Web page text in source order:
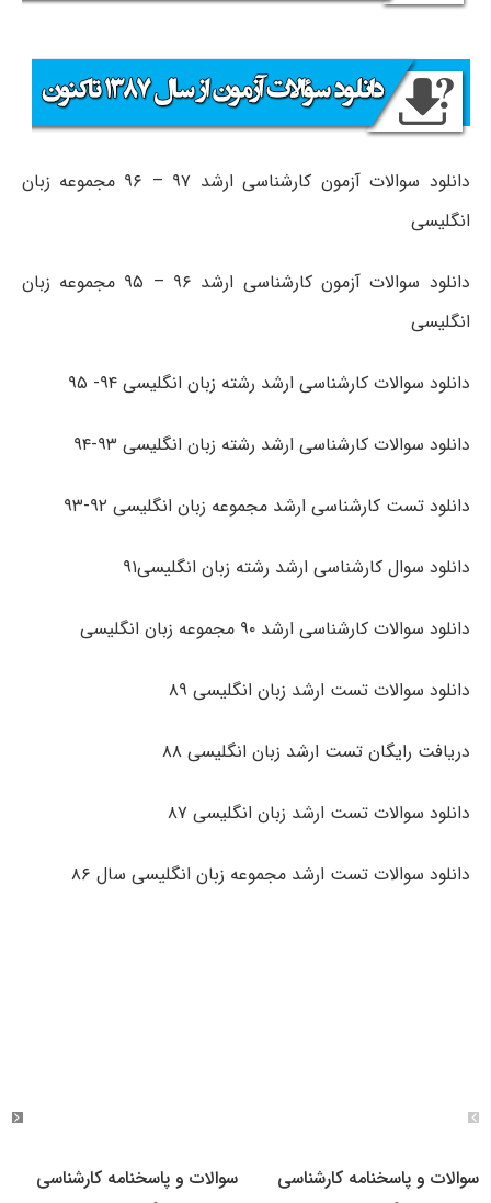
دانلود سوالات آزمون کارشناسی ارشد ۹۷ – ۹۶ مجموعه زبان
انگلیسی
دانلود سوالات آزمون کارشناسی ارشد ۹۶ – ۹۵ مجموعه زبان
انگلیسی
دانلود سوالات کارشناسی ارشد رشته زبان انگلیسی ۹۴- ۹۵
دانلود سوالات کارشناسی ارشد رشته زبان انگلیسی ۹۳-۹۴
دانلود تست کارشناسی ارشد مجموعه زبان انگلیسی ۹۲-۹۳
دانلود سوال کارشناسی ارشد رشته زبان انگلیسی۹۱
دانلود سوالات کارشناسی ارشد ۹۰ مجموعه زبان انگلیسی
دانلود سوالات تست ارشد زبان انگلیسی ۸۹
دریافت رایگان تست ارشد زبان انگلیسی ۸۸
دانلود سوالات تست ارشد زبان انگلیسی ۸۷
دانلود سوالات تست ارشد مجموعه زبان انگلیسی سال ۸۶
سوالات و پاسخنامه کارشناسی
سوالات و پاسخنامه کارشناسی